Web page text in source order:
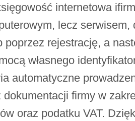
internetowa
lecz serwisem,
poprzez rejestrację, a
własnego
automatyczne
dokumentacji firmy w
oraz podatku VAT.